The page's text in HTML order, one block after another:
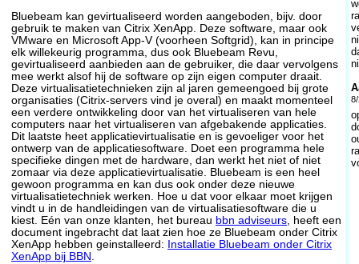
Bluebeam kan gevirtualiseerd worden aangeboden, bijv. door
gebruik te maken van Citrix XenApp. Deze software, maar ook
VMware en Microsoft App-V (voorheen Softgrid), kan in principe
elk willekeurig programma, dus ook Bluebeam Revu,
gevirtualiseerd aanbieden aan de gebruiker, die daar vervolgens
mee werkt alsof hij de software op zijn eigen computer draait.
Deze virtualisatietechnieken zijn al jaren gemeengoed bij grote
organisaties (Citrix-servers vind je overal) en maakt momenteel
een verdere ontwikkeling door van het virtualiseren van hele
computers naar het virtualiseren van afgebakende applicaties.
Dit laatste heet applicatievirtualisatie en is gevoeliger voor het
ontwerp van de applicatiesoftware. Doet een programma hele
specifieke dingen met de hardware, dan werkt het niet of niet
zomaar via deze applicatievirtualisatie. Bluebeam is een heel
gewoon programma en kan dus ook onder deze nieuwe
virtualisatietechniek werken. Hoe u dat voor elkaar moet krijgen
vindt u in de handleidingen van de virtualisatiesoftware die u
kiest. Eén van onze klanten, het bureau bbn adviseurs, heeft een
document ingebracht dat laat zien hoe ze Bluebeam onder Citrix
XenApp hebben geinstalleerd:
Installatie Bluebeam onder Citrix
XenApp bij BBN .